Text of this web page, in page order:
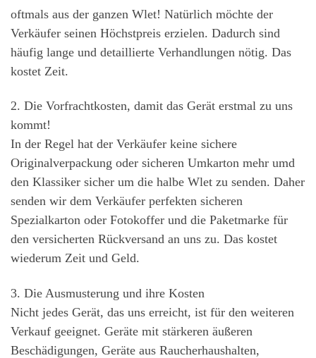
oftmals aus der ganzen Wlet! Natürlich möchte der
Verkäufer seinen Höchstpreis erzielen. Dadurch sind
häufig lange und detaillierte Verhandlungen nötig. Das
kostet Zeit.
2. Die Vorfrachtkosten, damit das Gerät erstmal zu uns
kommt!
In der Regel hat der Verkäufer keine sichere
Originalverpackung oder sicheren Umkarton mehr umd
den Klassiker sicher um die halbe Wlet zu senden. Daher
senden wir dem Verkäufer perfekten sicheren
Spezialkarton oder Fotokoffer und die Paketmarke für
den versicherten Rückversand an uns zu. Das kostet
wiederum Zeit und Geld.
3. Die Ausmusterung und ihre Kosten
Nicht jedes Gerät, das uns erreicht, ist für den weiteren
Verkauf geeignet. Geräte mit stärkeren äußeren
Beschädigungen, Geräte aus Raucherhaushalten,